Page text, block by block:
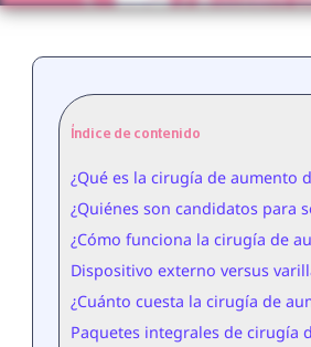
Índice de contenido
¿Qué es la cirugía de aumento
¿Quiénes son candidatos para
¿Cómo funciona la cirugía de
Dispositivo externo versus
¿Cuánto cuesta la cirugía de
Paquetes integrales de cirugía